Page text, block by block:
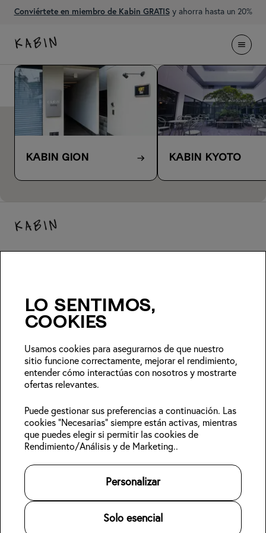
Lo sentimos,
cookies
Usamos cookies para asegurarnos de que nuestro
sitio funcione correctamente, mejorar el rendimiento,
entender cómo interactúas con nosotros y mostrarte
ofertas relevantes.
Puede gestionar sus preferencias a continuación. Las
cookies "Necesarias" siempre están activas, mientras
que puedes elegir si permitir las cookies de
Rendimiento/Análisis y de Marketing..
Personalizar
Solo esencial
Conviértete en miembro de Kabin GRATIS y ahorra hasta un 20%
Mapa de hoteles
kyoto
Kyoto (8 hoteles)
Kyoto (8 hoteles)
Tokyo (1 hotel)
Osaka (4 hoteles)
KABIN Gion
KABIN Gion KABIN Kyoto
Unirse
Síguenos:
Kabin
Iniciar sesión
Regístrate
estancia
Hoteles
Conoce la zona
Check-in online
Sostenibilidad
Blog
Trabaja con
Para propietarios
Todos los derechos reservados